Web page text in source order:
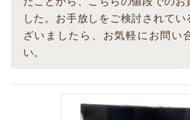
した。お手放しをご検討されてい
ざいましたら、お気軽にお問い
い。